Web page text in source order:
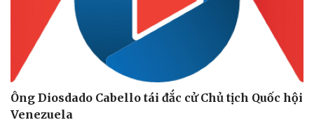
Ông Diosdado Cabello tái đắc cử Chủ tịch Quốc hội
Venezuela